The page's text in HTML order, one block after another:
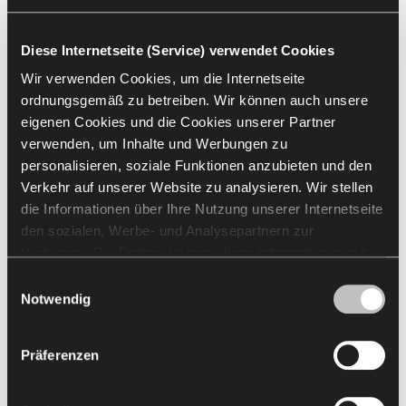
Diese Internetseite (Service) verwendet Cookies
Wir verwenden Cookies, um die Internetseite
ordnungsgemäß zu betreiben. Wir können auch unsere
eigenen Cookies und die Cookies unserer Partner
verwenden, um Inhalte und Werbungen zu
personalisieren, soziale Funktionen anzubieten und den
Verkehr auf unserer Website zu analysieren. Wir stellen
die Informationen über Ihre Nutzung unserer Internetseite
den sozialen, Werbe- und Analysepartnern zur
erhaltenen Daten kombinieren. Die Verwendung von
Statistik-, Marketing- und Benutzerpräferenzen-Cookies
erfordert Ihre Zustimmung, welche Sie durch das Klicken
auf „Alle zulassen“ erteilen können. Wenn Sie Ihre
Notwendig
Präferenzen